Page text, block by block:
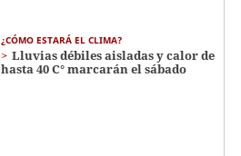
¿CÓMO ESTARÁ EL CLIMA?
Lluvias débiles aisladas y calor de
hasta 40 C° marcarán el sábado